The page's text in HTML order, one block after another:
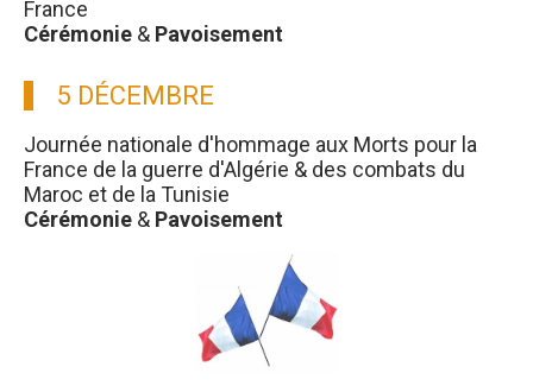
France
Cérémonie & Pavoisement
5 DÉCEMBRE
Journée nationale d'hommage aux Morts pour la
France de la guerre d'Algérie & des combats du
Maroc et de la Tunisie
Cérémonie & Pavoisement